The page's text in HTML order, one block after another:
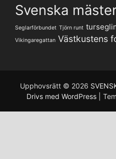
Svenska
Seglarförbundet Tjörn runt
Vikingaregattan Västkustens
Upphovsrätt © 2026
Drivs med WordPress